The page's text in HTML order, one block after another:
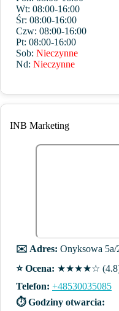
Wt: 08:00-16:00
Śr: 08:00-16:00
Czw: 08:00-16:00
Pt: 08:00-16:00
Sob: Nieczynne
Nd: Nieczynne
INB Marketing
✉️ Adres: Onyksowa
⭐️ Ocena: ★★★★☆ (4.8)
Telefon: +48530035085
⏱ Godziny otwarcia: